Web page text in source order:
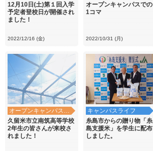
12月10日(土)第１回入学
予定者登校日が開催され
ました！
2022/12/16 (金)
オープンキャンパスでの
1コマ
2022/10/31 (月)
オープンキャンパス・学校見学
久留米市立南筑高等学校
2年生の皆さんが来校さ
れました！
キャンパスライフ
糸島市からの贈り物「糸
島支援米」を学生に配布
しました。